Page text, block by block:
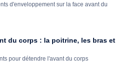
d'enveloppement sur la face avant du
du corps : la poitrine, les bras et
pour détendre l'avant du corps